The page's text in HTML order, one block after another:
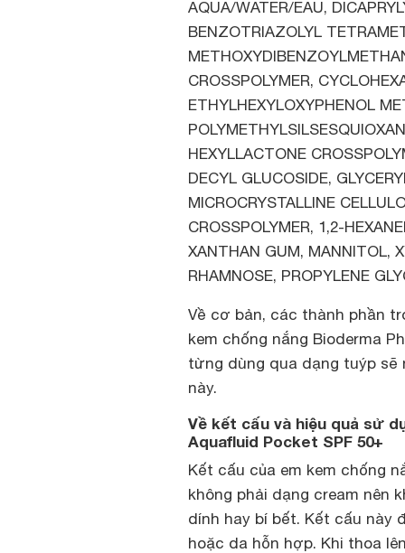
AQUA/WATER/EAU,
BENZOTRIAZOLYL
CROSSPOLYMER,
ETHYLHEXYLOXYPHENOL
HEXYLLACTONE
DECYL GLUCOSIDE,
MICROCRYSTALLINE
CROSSPOLYMER, 1,2-
XANTHAN GUM, MANNITOL,
RHAMNOSE, PROPYLENE
Về cơ bản, các thành phần
kem chống nắng Bioderma
từng dùng qua dạng tuýp sẽ
này.
Về kết cấu và hiệu quả sử
Aquafluid Pocket SPF 50+
Kết cấu của em kem chống
không phải dạng cream nên
dính hay bí bết. Kết cấu này
hoặc da hỗn hợp. Khi thoa